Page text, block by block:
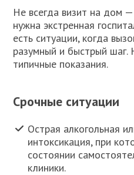
Не всегда визит на дом
нужна экстренная
есть ситуации, когда
разумный и быстрый шаг.
типичные показания.
Срочные ситуации
Острая алкогольная
интоксикация, при
состоянии
клиники.